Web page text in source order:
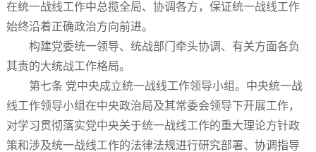
在统一战线工作中总揽全局、协调各方，保证统一战线工作
始终沿着正确政治方向前进。
构建党委统一领导、统战部门牵头协调、有关方面各负
其责的大统战工作格局。
第七条 党中央成立统一战线工作领导小组。中央统一战
线工作领导小组在中央政治局及其常委会领导下开展工作，
对学习贯彻落实党中央关于统一战线工作的重大理论方针政
策和涉及统一战线工作的法律法规进行研究部署、协调指导